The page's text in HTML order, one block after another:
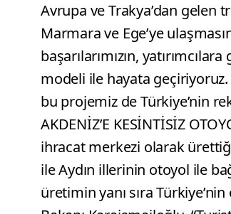
Avrupa ve Trakya’dan gelen
Marmara ve Ege’ye
başarılarımızın,
modeli ile hayata geçiriyoruz.
bu projemiz de Türkiye’nin
AKDENİZ’E KESİNTİSİZ
ihracat merkezi olarak
ile Aydın illerinin otoyol ile
üretimin yanı sıra